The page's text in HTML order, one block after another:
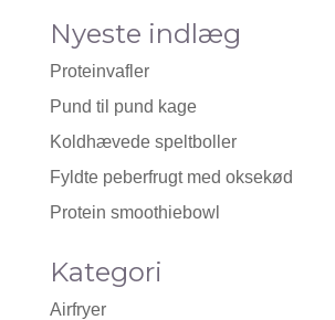
Nyeste indlæg
Proteinvafler
Pund til pund kage
Koldhævede speltboller
Fyldte peberfrugt med oksekød
Protein smoothiebowl
Kategori
Airfryer